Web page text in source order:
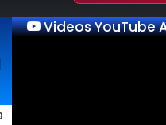
Videos YouTube